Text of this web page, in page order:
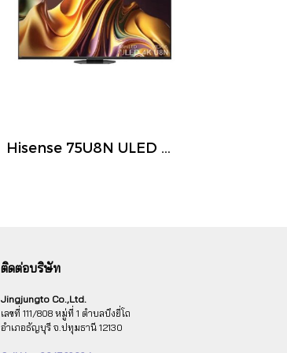
ติดต่อบริษัท
Jingjungto Co.,Ltd.
เลขที่ 111/808 หมู่ที่ 1 ตำบลบึงยี่โถ
อำเภอธัญบุรี จ.ปทุมธานี 12130